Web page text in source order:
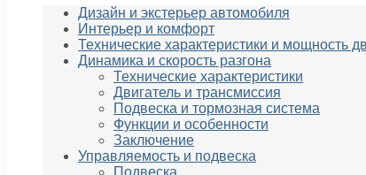
Дизайн и экстерьер автомобиля
Интерьер и комфорт
Технические характеристики и мощность
Динамика и скорость разгона
Технические характеристики
Двигатель и трансмиссия
Подвеска и тормозная система
Функции и особенности
Заключение
Управляемость и подвеска